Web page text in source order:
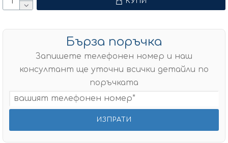
Бърза поръчка
Запишете телефонен номер и наш
консултант ще уточни всички детайли по
поръчката